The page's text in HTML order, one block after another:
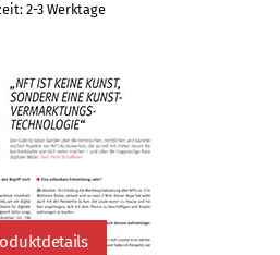
2-3 Werktage